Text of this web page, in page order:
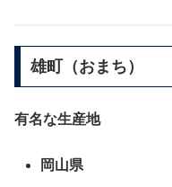
雄町（おまち）
有名な生産地
岡山県